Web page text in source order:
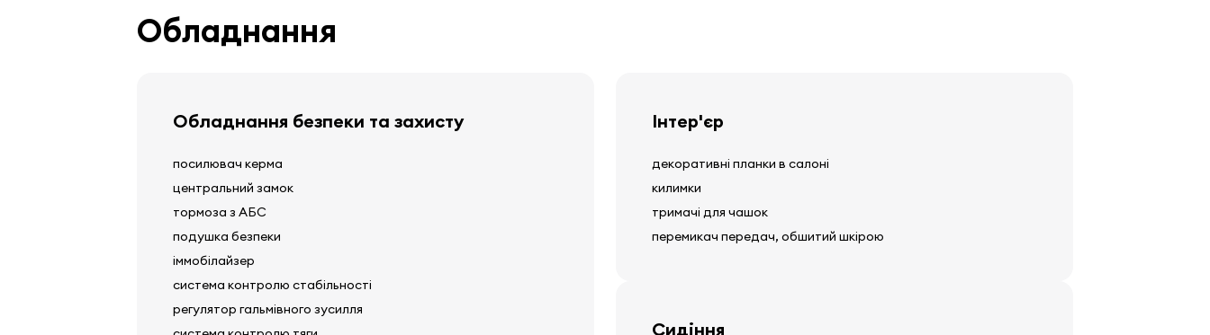
Обладнання
Обладнання безпеки та захисту
посилювач керма
центральний замок
тормоза з АБС
подушка безпеки
іммобілайзер
система контролю стабільності
регулятор гальмівного зусилля
Інтер'єр
декоративні планки в салоні
килимки
тримачі для чашок
перемикач передач, обшитий шкірою
Сидіння